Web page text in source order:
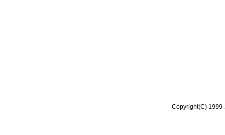
Copyright(C)